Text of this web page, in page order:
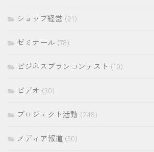
ショップ経営 (21)
ゼミナール (78)
ビジネスプランコンテスト (10)
ビデオ (30)
プロジェクト活動 (248)
メディア報道 (50)